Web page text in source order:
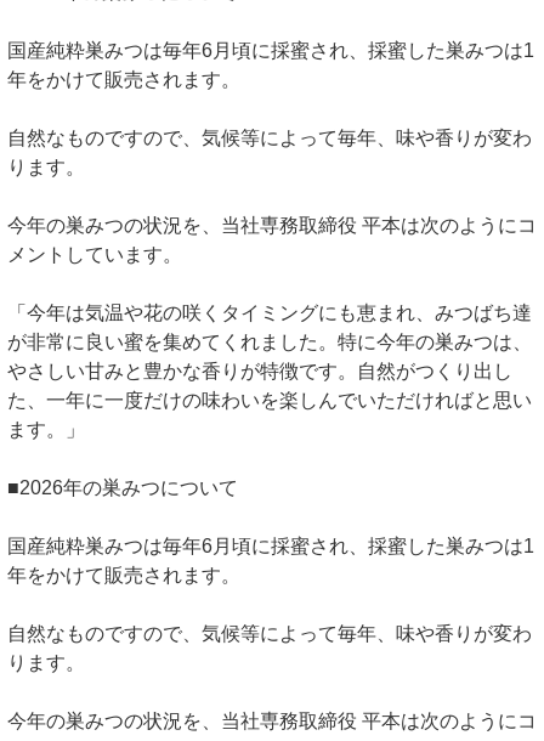
国産純粋巣みつは毎年6月頃に採蜜され、採蜜した巣みつは1
年をかけて販売されます。
自然なものですので、気候等によって毎年、味や香りが変わ
ります。
今年の巣みつの状況を、当社専務取締役 平本は次のようにコ
メントしています。
「今年は気温や花の咲くタイミングにも恵まれ、みつばち達
が非常に良い蜜を集めてくれました。特に今年の巣みつは、
やさしい甘みと豊かな香りが特徴です。自然がつくり出し
た、一年に一度だけの味わいを楽しんでいただければと思い
ます。」
■2026年の巣みつについて
国産純粋巣みつは毎年6月頃に採蜜され、採蜜した巣みつは1
年をかけて販売されます。
自然なものですので、気候等によって毎年、味や香りが変わ
ります。
今年の巣みつの状況を、当社専務取締役 平本は次のようにコ